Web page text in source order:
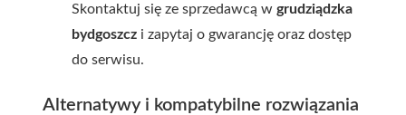
Skontaktuj się ze sprzedawcą w grudziądzka
bydgoszcz i zapytaj o gwarancję oraz dostęp
do serwisu.
Alternatywy i kompatybilne rozwiązania